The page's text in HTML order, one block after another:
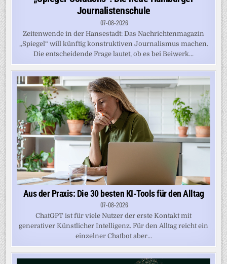
Journalistenschule
07-08-2026
Zeitenwende in der Hansestadt: Das Nachrichtenmagazin
„Spiegel“ will künftig konstruktiven Journalismus machen.
Die entscheidende Frage lautet, ob es bei Beiwerk...
Aus der Praxis: Die 30 besten KI-Tools für den Alltag
07-08-2026
ChatGPT ist für viele Nutzer der erste Kontakt mit
generativer Künstlicher Intelligenz. Für den Alltag reicht ein
einzelner Chatbot aber...